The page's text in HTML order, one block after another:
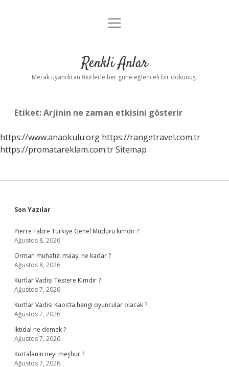
Anasayfa
Yasal Uyarı
menüyü
Renkli Anlar
Merak uyandıran fikirlerle her güne eğlenceli bir dokunuş.
Etiket:Arjinin ne zaman etkisini gösterir
https://www.anaokulu.org https://rangetravel.com.tr
https://promatareklam.com.trSitemap
Sidebar
Son Yazılar
Pierre Fabre Türkiye Genel Müdürü kimdir ?
Ağustos 8, 2026
Orman muhafızı maaşı ne kadar ?
Ağustos 8, 2026
Kurtlar Vadisi Testere Kimdir ?
Ağustos 7, 2026
Kurtlar Vadisi Kaos’ta hangi oyuncular olacak ?
Ağustos 7, 2026
Iktidal ne demek ?
Ağustos 7, 2026
Kurtalanın neyi meşhur ?
Ağustos 7, 2026